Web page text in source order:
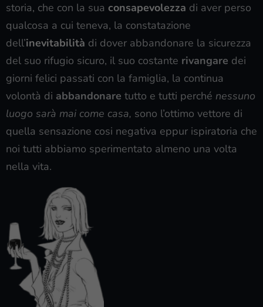
storia, che con la sua consapevolezza di aver perso
qualcosa a cui teneva, la constatazione
dell’inevitabilità di dover abbandonare la sicurezza
del suo rifugio sicuro, il suo costante rivangare dei
giorni felici passati con la famiglia, la continua
volontà di abbandonare tutto e tutti perché nessuno
luogo sarà mai come casa, sono l’ottimo vettore di
quella sensazione cosi negativa eppur ispiratoria che
noi tutti abbiamo sperimentato almeno una volta
nella vita.